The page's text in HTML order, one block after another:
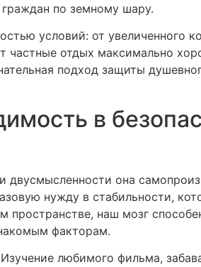
по земному шару.
условий: от увеличенного
частные отдых максимально
подход защиты
в
двусмысленности она
нужду в стабильности,
наш мозг
факторам.
любимого фильма,